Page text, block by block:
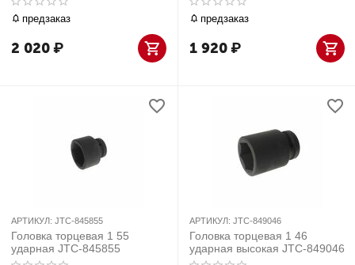
предзаказ
2 020₽
предзаказ
1 920₽
АРТИКУЛ: JTC-845855
Головка торцевая 1 55
ударная JTC-845855
АРТИКУЛ: JTC-849046
Головка торцевая 1 46
ударная высокая JTC-849046